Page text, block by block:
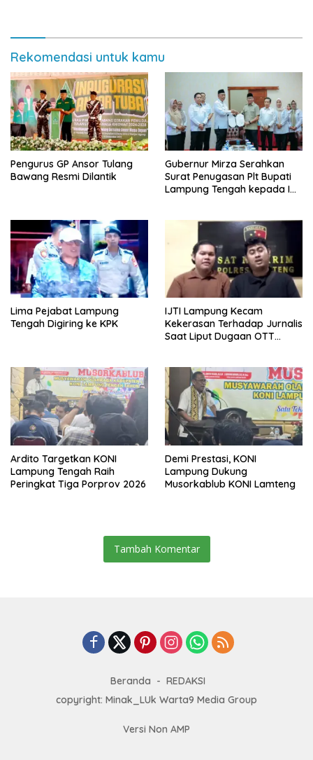
Rekomendasi untuk kamu
Pengurus GP Ansor Tulang
Bawang Resmi Dilantik
Gubernur Mirza Serahkan
Surat Penugasan Plt Bupati
Lampung Tengah kepada I
Lima Pejabat Lampung
Tengah Digiring ke KPK
IJTI Lampung Kecam
Kekerasan Terhadap Jurnalis
Saat Liput Dugaan OTT
Ardito Targetkan KONI
Lampung Tengah Raih
Peringkat Tiga Porprov 2026
Demi Prestasi, KONI
Lampung Dukung
Musorkablub KONI Lamteng
Tambah Komentar
Beranda
REDAKSI
copyright: Minak_LUk Warta9 Media Group
Versi Non AMP